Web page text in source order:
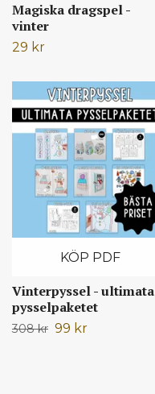
Magiska dragspel -
vinter
29 kr
KÖP PDF
Vinterpyssel - ultimata
pysselpaketet
308 kr 99 kr